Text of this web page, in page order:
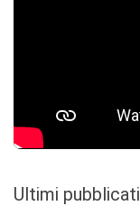
Ultimi pubblicati